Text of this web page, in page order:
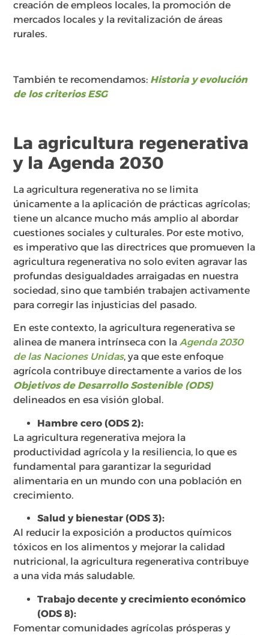
creación de empleos locales, la promoción de
mercados locales y la revitalización de áreas
rurales.
También te recomendamos: Historia y evolución
de los criterios ESG
La agricultura regenerativa
y la Agenda 2030
La agricultura regenerativa no se limita
únicamente a la aplicación de prácticas agrícolas;
tiene un alcance mucho más amplio al abordar
cuestiones sociales y culturales. Por este motivo,
es imperativo que las directrices que promueven la
agricultura regenerativa no solo eviten agravar las
profundas desigualdades arraigadas en nuestra
sociedad, sino que también trabajen activamente
para corregir las injusticias del pasado.
En este contexto, la agricultura regenerativa se
alinea de manera intrínseca con laAgenda 2030
de las Naciones Unidas, ya que este enfoque
agrícola contribuye directamente a varios de los
Objetivos de Desarrollo Sostenible (ODS)
delineados en esa visión global.
Hambre cero (ODS 2):
La agricultura regenerativa mejora la
productividad agrícola y la resiliencia, lo que es
fundamental para garantizar la seguridad
alimentaria en un mundo con una población en
crecimiento.
Salud y bienestar (ODS 3):
Al reducir la exposición a productos químicos
tóxicos en los alimentos y mejorar la calidad
nutricional, la agricultura regenerativa contribuye
a una vida más saludable.
Trabajo decente y crecimiento económico
(ODS 8):
Fomentar comunidades agrícolas prósperas y